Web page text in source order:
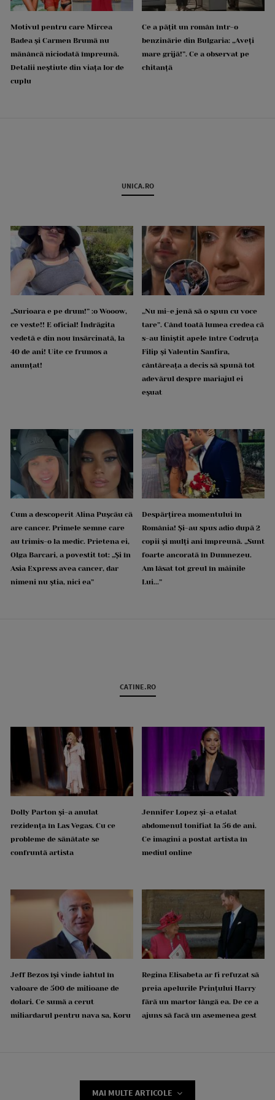
Motivul pentru care Mircea
Badea și Carmen Brumă nu
mănâncă niciodată împreună.
Detalii neștiute din viața lor de
cuplu
Ce a pățit un român într-o
benzinărie din Bulgaria: „Aveți
mare grijă!”. Ce a observat pe
chitanță
UNICA.RO
„Surioara e pe drum!” :o Wooow,
ce veste!! E oficial! Îndrăgita
vedetă e din nou însărcinată, la
40 de ani! Uite ce frumos a
anunțat!
„Nu mi-e jenă să o spun cu voce
tare”. Când toată lumea credea că
s-au liniștit apele între Codruța
Filip și Valentin Sanfira,
cântăreața a decis să spună tot
adevărul despre mariajul ei
eșuat
Cum a descoperit Alina Pușcău că
are cancer. Primele semne care
au trimis-o la medic. Prietena ei,
Olga Barcari, a povestit tot: „Și în
Asia Express avea cancer, dar
nimeni nu știa, nici ea”
Despărțirea momentului în
România! Și-au spus adio după 2
copii și mulți ani împreună. „Sunt
foarte ancorată în Dumnezeu.
Am lăsat tot greul în mâinile
Lui...”
CATINE.RO
Dolly Parton și-a anulat
rezidența în Las Vegas. Cu ce
probleme de sănătate se
confruntă artista
Jennifer Lopez și-a etalat
abdomenul tonifiat la 56 de ani.
Ce imagini a postat artista în
mediul online
Jeff Bezos își vinde iahtul în
valoare de 500 de milioane de
dolari. Ce sumă a cerut
miliardarul pentru nava sa, Koru
Regina Elisabeta ar fi refuzat să
preia apelurile Prințului Harry
fără un martor lângă ea. De ce a
ajuns să facă un asemenea gest
MAI MULTE ARTICOLE